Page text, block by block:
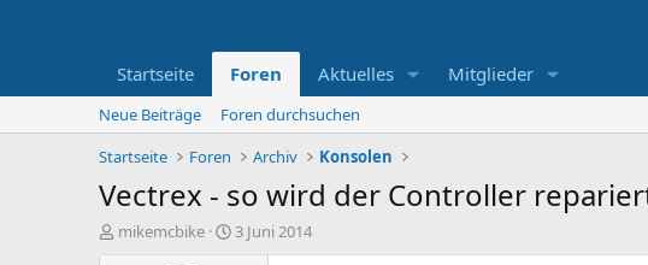
Startseite Foren Aktuelles Mitglieder
Neue Beiträge
Foren durchsuchen
Startseite
Foren Archiv Konsolen
Vectrex - so wird der Controller
E
mikemcbike
E
3 Juni 2014